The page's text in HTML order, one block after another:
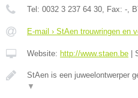
Tel: 0032 3 237 64 30, Fax: -,
E-mail › StAen trouwringen en
Website: http://www.staen.be
StAen is een juweelontwerper
▼